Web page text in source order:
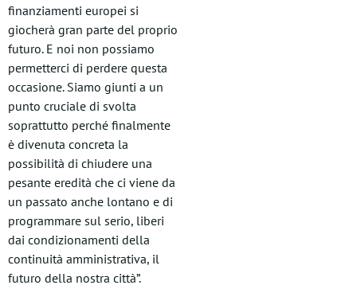
finanziamenti europei si
giocherà gran parte del proprio
futuro. E noi non possiamo
permetterci di perdere questa
occasione. Siamo giunti a un
punto cruciale di svolta
soprattutto perché finalmente
è divenuta concreta la
possibilità di chiudere una
pesante eredità che ci viene da
un passato anche lontano e di
programmare sul serio, liberi
dai condizionamenti della
continuità amministrativa, il
futuro della nostra città”.